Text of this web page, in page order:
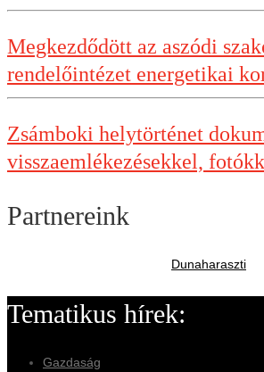
Megkezdődött az aszódi
rendelőintézet energetikai
Zsámboki helytörténet
visszaemlékezésekkel,
Partnereink
Dunaharaszti
Tematikus hírek:
Gazdaság